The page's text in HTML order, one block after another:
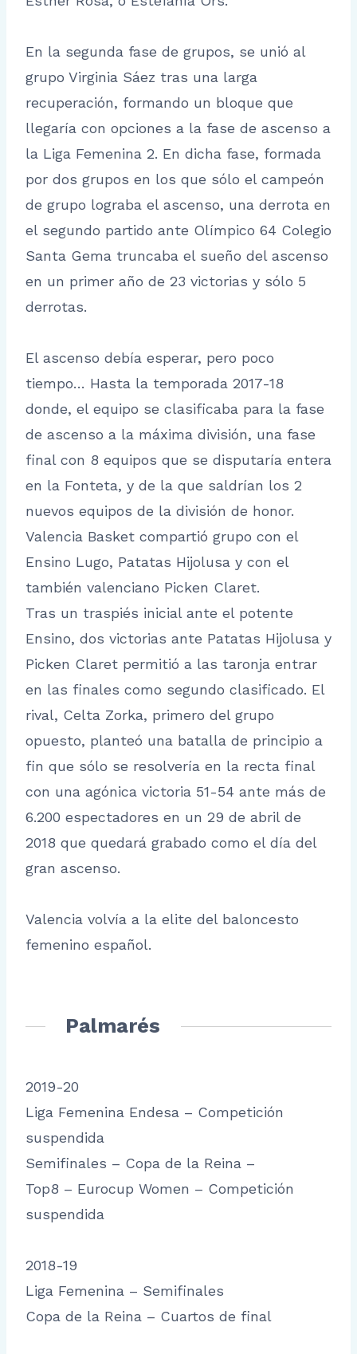
En la segunda fase de grupos, se unió al
grupo Virginia Sáez tras una larga
recuperación, formando un bloque que
llegaría con opciones a la fase de ascenso a
la Liga Femenina 2. En dicha fase, formada
por dos grupos en los que sólo el campeón
de grupo lograba el ascenso, una derrota en
el segundo partido ante Olímpico 64 Colegio
Santa Gema truncaba el sueño del ascenso
en un primer año de 23 victorias y sólo 5
derrotas.
El ascenso debía esperar, pero poco
tiempo… Hasta la temporada 2017-18
donde, el equipo se clasificaba para la fase
de ascenso a la máxima división, una fase
final con 8 equipos que se disputaría entera
en la Fonteta, y de la que saldrían los 2
nuevos equipos de la división de honor.
Valencia Basket compartió grupo con el
Ensino Lugo, Patatas Hijolusa y con el
también valenciano Picken Claret.
Tras un traspiés inicial ante el potente
Ensino, dos victorias ante Patatas Hijolusa y
Picken Claret permitió a las taronja entrar
en las finales como segundo clasificado. El
rival, Celta Zorka, primero del grupo
opuesto, planteó una batalla de principio a
fin que sólo se resolvería en la recta final
con una agónica victoria 51-54 ante más de
6.200 espectadores en un 29 de abril de
2018 que quedará grabado como el día del
gran ascenso.
Valencia volvía a la elite del baloncesto
femenino español.
Palmarés
2019-20
Liga Femenina Endesa – Competición
suspendida
Semifinales – Copa de la Reina –
Top8 – Eurocup Women – Competición
suspendida
2018-19
Liga Femenina – Semifinales
Copa de la Reina – Cuartos de final